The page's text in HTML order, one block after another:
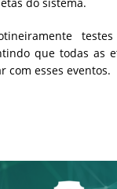
do sistema.
que todas as
com esses eventos.